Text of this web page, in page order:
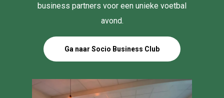
business partners voor een unieke voetbal
avond.
Ga naar Socio Business Club